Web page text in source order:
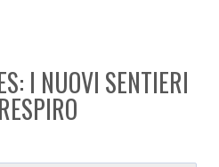
I NUOVI SENTIERI